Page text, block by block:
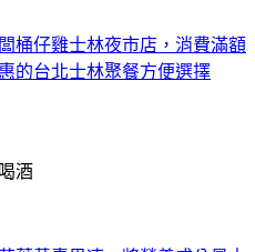
桶仔雞士林夜市店，消費滿額
的台北士林聚餐方便選擇
酒